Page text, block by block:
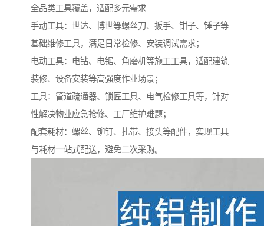
全品类工具覆盖，适配多元需求​
手动工具：世达、博世等螺丝刀、扳手、钳子、锤子等
基础维修工具，满足日常检修、安装调试需求；​
电动工具：电钻、电锯、角磨机等施工工具，适配建筑
装修、设备安装等高强度作业场景；​
工具：管道疏通器、锁匠工具、电气检修工具等，针对
性解决物业应急抢修、工厂维护难题；​
配套耗材：螺丝、铆钉、扎带、接头等配件，实现工具
与耗材一站式配送，避免二次采购。